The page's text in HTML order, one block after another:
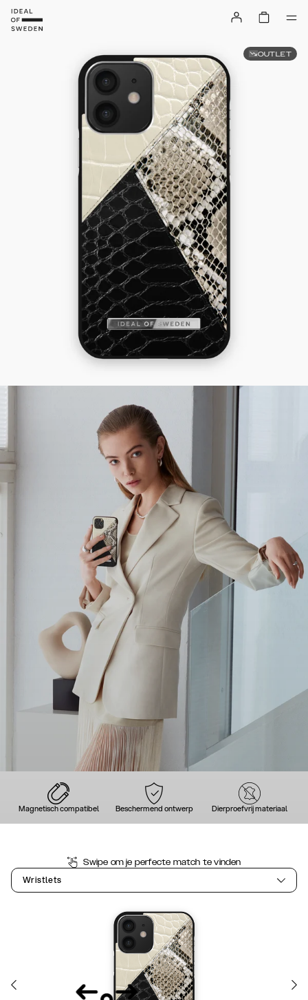
Magnetisch compatibel Beschermend ontwerp Dierproefvrij materiaal
Swipe om je perfecte match te vinden
Wristlets
OUTLET